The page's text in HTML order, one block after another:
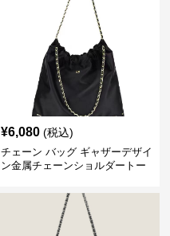
¥6,080 (税込)
チェーン バッグ ギャザーデザイ
ン金属チェーンショルダートー